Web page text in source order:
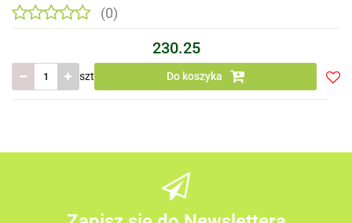
(0)
230.25
szt Do koszyka